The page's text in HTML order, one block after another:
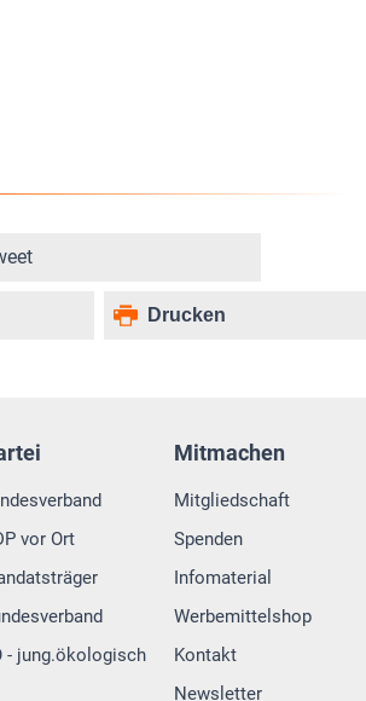
Drucken
vor Ort
- jung.ökologisch
Mitmachen
Mitgliedschaft
Spenden
Infomaterial
Werbemittelshop
Kontakt
Newsletter